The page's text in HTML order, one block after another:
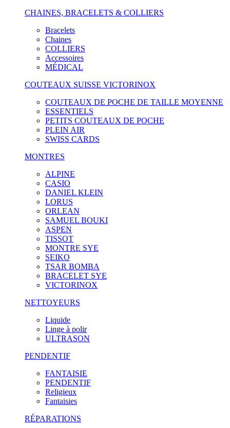
CHAINES, BRACELETS & COLLIERS
Bracelets
Chaines
COLLIERS
Accessoires
MÉDICAL
COUTEAUX SUISSE VICTORINOX
COUTEAUX DE POCHE DE TAILLE MOYENNE
ESSENTIELS
PETITS COUTEAUX DE POCHE
PLEIN AIR
SWISS CARDS
MONTRES
ALPINE
CASIO
DANIEL KLEIN
LORUS
ORLEAN
SAMUEL BOUKI
ASPEN
TISSOT
MONTRE SYE
SEIKO
TSAR BOMBA
BRACELET SYE
VICTORINOX
NETTOYEURS
Liquide
Linge à polir
ULTRASON
PENDENTIF
FANTAISIE
PENDENTIF
Religieux
Fantaisies
RÉPARATIONS